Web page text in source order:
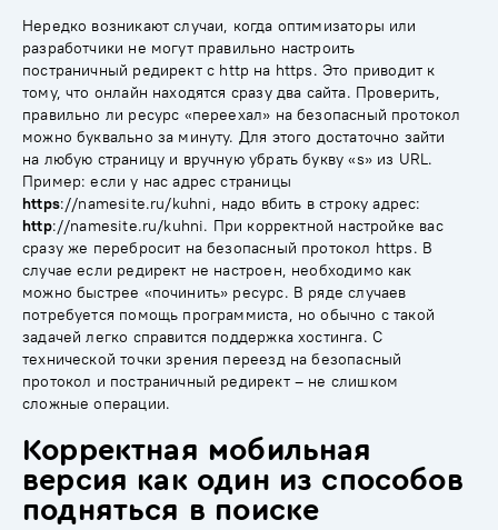
Нередко возникают случаи, когда оптимизаторы или
разработчики не могут правильно настроить
постраничный редиректс http на https. Это приводит к
тому, что онлайн находятся сразу два сайта. Проверить,
правильно ли ресурс «переехал» на безопасный протокол
можно буквально за минуту. Для этого достаточно зайти
на любую страницу и вручную убрать букву «s» из URL.
Пример: если у нас адрес страницы
https://namesite.ru/kuhni, надо вбить в строку адрес:
http://namesite.ru/kuhni. При корректной настройке вас
сразу же перебросит на безопасный протокол https. В
случае если редирект не настроен, необходимо как
можно быстрее «починить» ресурс. В ряде случаев
потребуется помощь программиста, но обычно с такой
задачей легко справится поддержка хостинга. С
технической точки зрения переезд на безопасный
протокол и постраничный редирект – не слишком
сложные операции.
Корректная мобильная
версия как один из способов
подняться в поиске